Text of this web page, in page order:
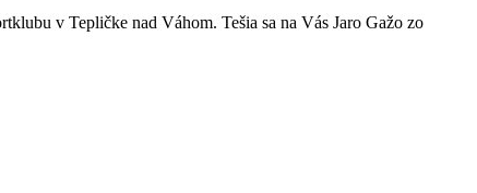
v Tepličke nad Váhom. Tešia sa na Vás Jaro Gažo zo